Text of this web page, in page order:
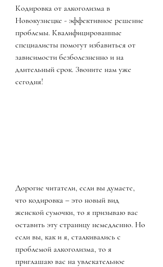
Кодировка от алкоголизма в
Новокузнецке - эффективное решение
проблемы. Квалифицированные
специалисты помогут избавиться от
зависимости безболезненно и на
длительный срок. Звоните нам уже
сегодня!
Дорогие читатели, если вы думаете,
что кодировка – это новый вид
женской сумочки, то я призываю вас
оставить эту страницу немедленно. Но
если вы, как и я, сталкивались с
проблемой алкоголизма, то я
приглашаю вас на увлекательное